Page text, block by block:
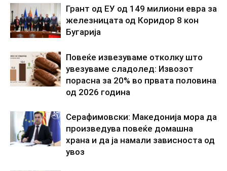
Грант од ЕУ од 149 милиони евра за
железницата од Коридор 8 кон
Бугарија
Повеќе извезуваме отколку што
увезуваме сладолед: Извозот
порасна за 20% во првата половина
од 2026 година
Серафимовски: Македонија мора да
произведува повеќе домашна
храна и да ја намали зависноста од
увоз